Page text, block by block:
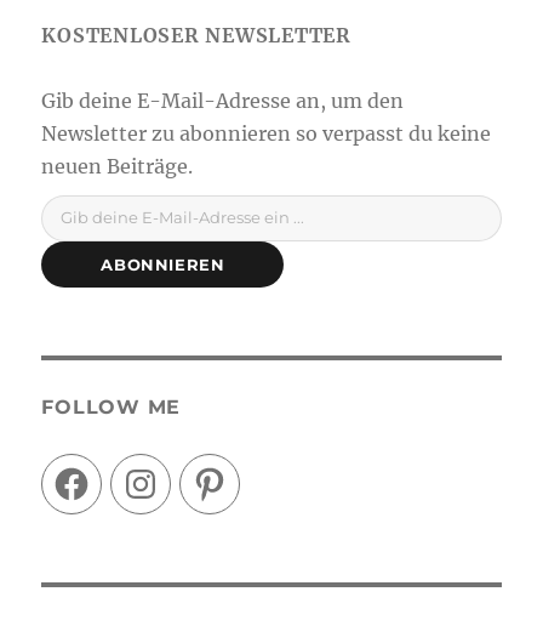
Gib deine E-Mail-Adresse ein ...
ABONNIEREN
FOLLOW ME
FacebookInstagramPinterest